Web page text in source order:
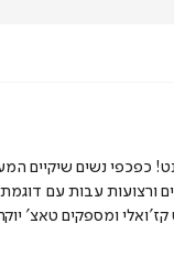
כפכפי נשים שיקיים
ורצועות עבות עם דוגמת
ומספקים טאצ’